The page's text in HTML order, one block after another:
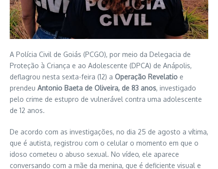
A Polícia Civil de Goiás (PCGO), por meio da Delegacia de
Proteção à Criança e ao Adolescente (DPCA) de Anápolis,
deflagrou nesta sexta-feira (12) a Operação Revelatio e
prendeu Antonio Baeta de Oliveira, de 83 anos, investigado
pelo crime de estupro de vulnerável contra uma adolescente
de 12 anos.
De acordo com as investigações, no dia 25 de agosto a vítima,
que é autista, registrou com o celular o momento em que o
idoso cometeu o abuso sexual. No vídeo, ele aparece
conversando com a mãe da menina, que é deficiente visual e